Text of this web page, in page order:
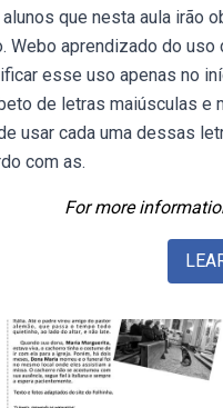
que nesta aula irão
Webo aprendizado do
esse uso apenas no
de letras maiúsculas e
usar cada uma dessas
com as.
For more